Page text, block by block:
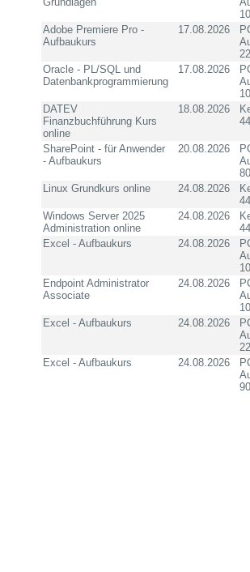
Adobe Premiere Pro -
Aufbaukurs
17.08.2026
Oracle - PL/SQL und
Datenbankprogrammierung
17.08.2026
DATEV
Finanzbuchführung Kurs
online
18.08.2026
SharePoint - für Anwender
- Aufbaukurs
20.08.2026
Linux Grundkurs online
24.08.2026
Windows Server 2025
Administration online
24.08.2026
Excel - Aufbaukurs
24.08.2026
Endpoint Administrator
Associate
24.08.2026
Excel - Aufbaukurs
24.08.2026
Excel - Aufbaukurs
24.08.2026